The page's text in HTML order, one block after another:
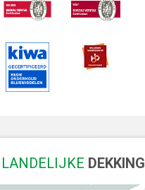
LANDELIJKE DEKKING